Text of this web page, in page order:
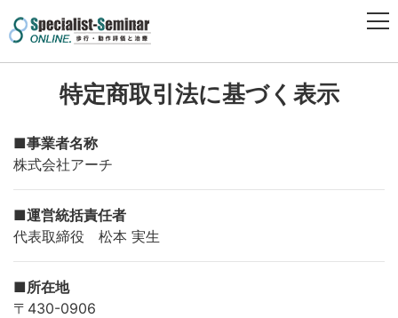
特定商取引法に基づく表示
■事業者名称
株式会社アーチ
■運営統括責任者
代表取締役 松本 実生
■所在地
〒430-0906